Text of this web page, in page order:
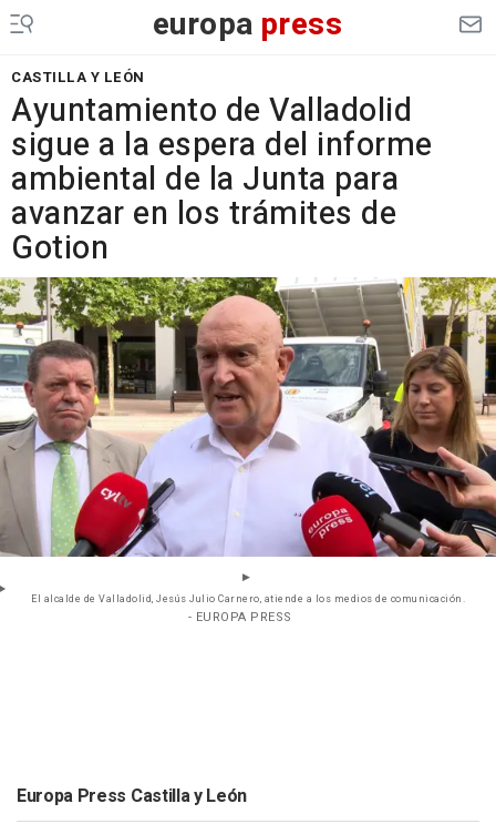
europa press
CASTILLA Y LEÓN
Ayuntamiento de Valladolid
sigue a la espera del informe
ambiental de la Junta para
avanzar en los trámites de
Gotion
El alcalde de Valladolid, Jesús Julio Carnero, atiende a los medios de comunicación.
- EUROPA PRESS
Europa Press Castilla y León